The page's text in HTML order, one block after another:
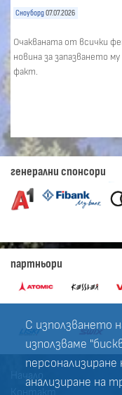
С използването
използваме
анализиране на
Сноуборд 07.07.2026
Очакваната от всички
новина за запазването
факт.
генерални спонсори
партньори